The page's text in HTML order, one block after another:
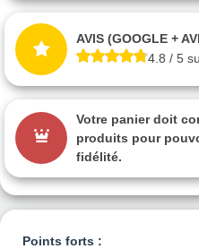
Points forts :
AVIS (GOOGLE +
4.8 / 5
Votre panier doit
produits pour
fidélité.